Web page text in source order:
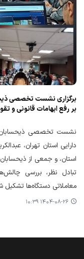
بر رفع ابهامات قانونی و
نشست تخصصی ذیحسابان
دارایی استان تهران،
استان، و جمعی از
تبادل نظر، بررسی
معاملاتی دستگاه‌ها تشکیل
۱۴۰۴-۰۸-۲۶ ۱۰:۳۹